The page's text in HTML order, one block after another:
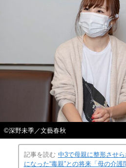
©深野未季／文藝春秋
記事を読む 中3で母親に整形させ
になった“毒親”との将来「母の介